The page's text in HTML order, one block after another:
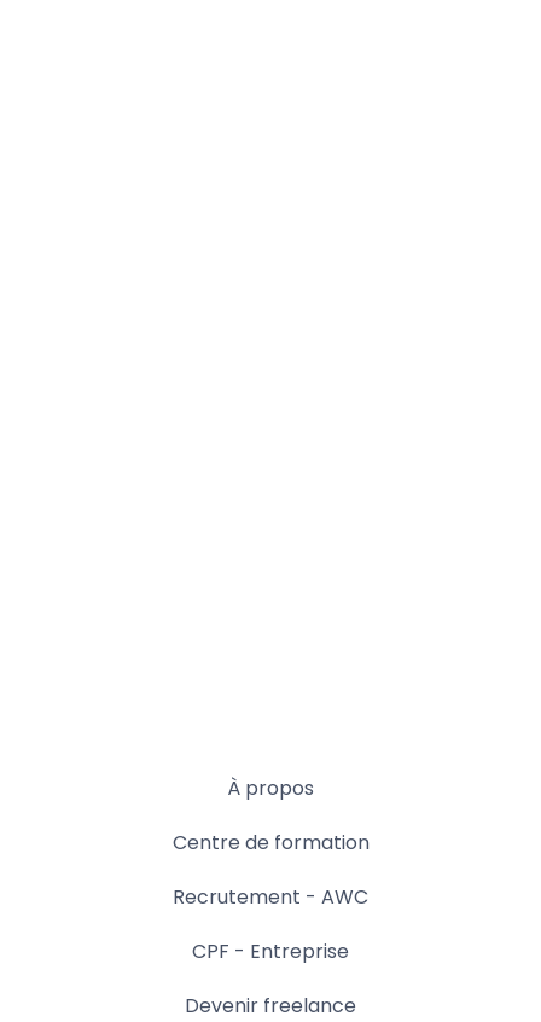
À propos
Centre de formation
Recrutement - AWC
CPF - Entreprise
Devenir freelance